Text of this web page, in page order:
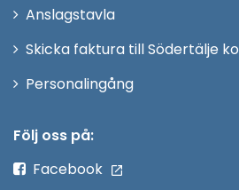
fönster
Anslagstavla
Skicka faktura till Södertälje
PersonalingångÖppna
Följ oss på:
Facebook